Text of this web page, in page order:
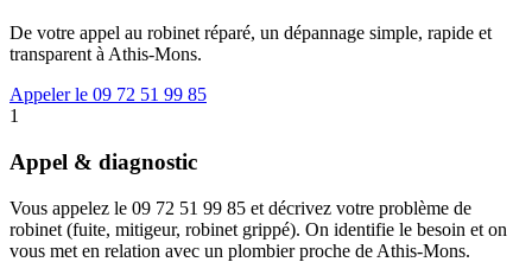
De votre appel au robinet réparé, un dépannage simple, rapide et
transparent à Athis-Mons.
Appeler le 09 72 51 99 85
1
Appel & diagnostic
Vous appelez le 09 72 51 99 85 et décrivez votre problème de
robinet (fuite, mitigeur, robinet grippé). On identifie le besoin et on
vous met en relation avec un plombier proche de Athis-Mons.